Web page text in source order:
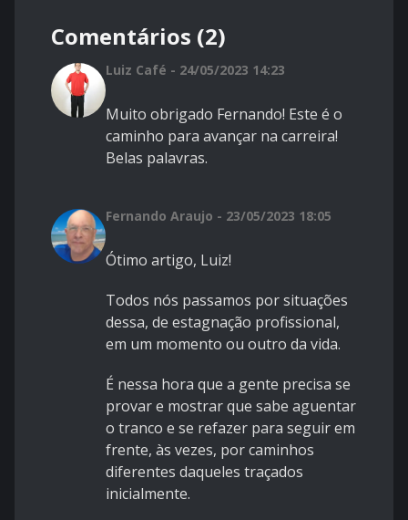
Comentários (2)
Luiz Café - 24/05/2023 14:23
Muito obrigado Fernando! Este é o
caminho para avançar na carreira!
Belas palavras.
Fernando Araujo - 23/05/2023 18:05
Ótimo artigo, Luiz!
Todos nós passamos por situações
dessa, de estagnação profissional,
em um momento ou outro da vida.
É nessa hora que a gente precisa se
provar e mostrar que sabe aguentar
o tranco e se refazer para seguir em
frente, às vezes, por caminhos
diferentes daqueles traçados
inicialmente.